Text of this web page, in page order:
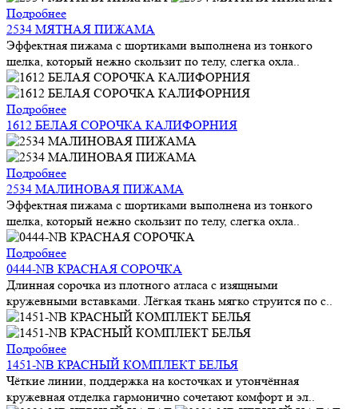
Подробнее
2534 МЯТНАЯ ПИЖАМА
Эффектная пижама с шортиками выполнена из тонкого
шелка, который нежно скользит по телу, слегка охла..
Подробнее
1612 БЕЛАЯ СОРОЧКА КАЛИФОРНИЯ
Подробнее
2534 МАЛИНОВАЯ ПИЖАМА
Эффектная пижама с шортиками выполнена из тонкого
шелка, который нежно скользит по телу, слегка охла..
Подробнее
0444-NB КРАСНАЯ СОРОЧКА
Длинная сорочка из плотного атласа с изящными
кружевными вставками. Лёгкая ткань мягко струится по с..
Подробнее
1451-NB КРАСНЫЙ КОМПЛЕКТ БЕЛЬЯ
Чёткие линии, поддержка на косточках и утончённая
кружевная отделка гармонично сочетают комфорт и эл..